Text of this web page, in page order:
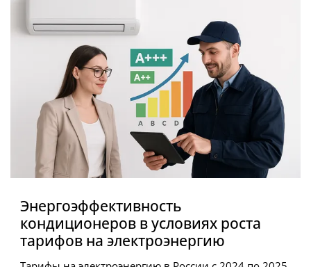
Энергоэффективность
кондиционеров в условиях роста
тарифов на электроэнергию